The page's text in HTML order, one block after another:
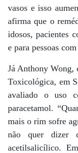
vasos e isso
afirma que o
idosos, pacientes
e para pessoas
Já Anthony Wong,
Toxicológica, em
avaliado o uso
paracetamol.
mais o rim sofre
não quer dizer
acetilsalicílico.